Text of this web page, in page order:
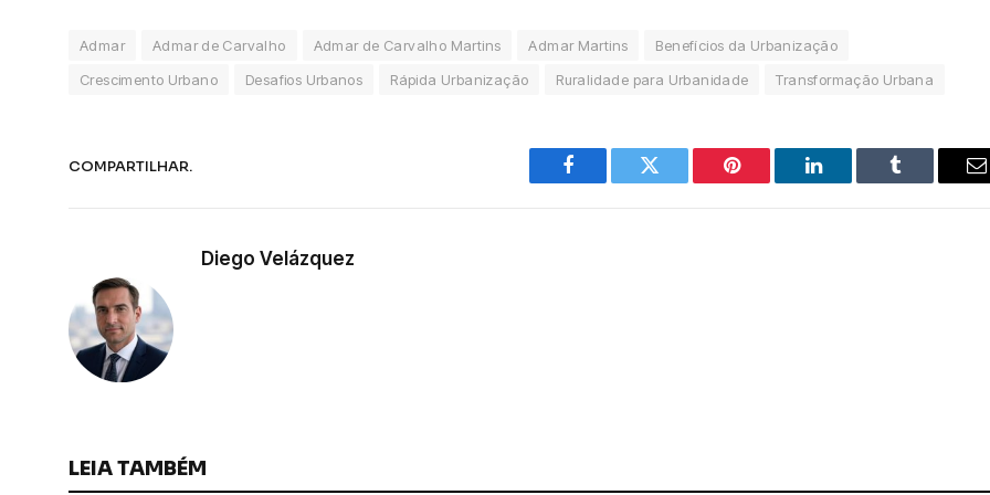
Admar Admar de Carvalho Admar de Carvalho Martins Admar Martins
Benefícios da Urbanização
Crescimento Urbano
Desafios Urbanos Rápida Urbanização Ruralidade para Urbanidade Transformação Urbana
COMPARTILHAR.
Facebook Twitter Pinterest LinkedIn Tumblr
Diego Velázquez
LEIA TAMBÉM